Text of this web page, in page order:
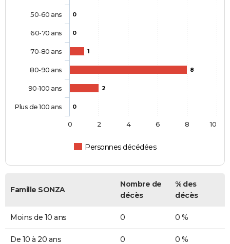
0
0
1
8
2
0
Personnes décédées
50-60 ans
60-70 ans
70-80 ans
80-90 ans
90-100 ans
Plus de 100 ans
0 2 4 6 8 10
Famille SONZA
Nombre de
décès
% des
décès
Moins de 10 ans 0 0 %
De 10 à 20 ans 0 0 %